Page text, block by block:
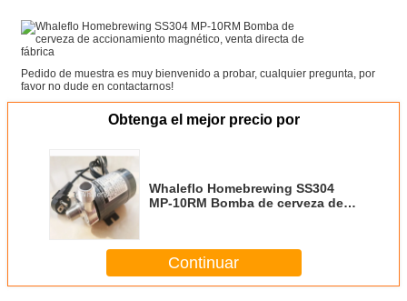
Pedido de muestra es muy bienvenido a probar, cualquier pregunta, por
favor no dude en contactarnos!
Obtenga el mejor precio por
Whaleflo Homebrewing SS304
MP-10RM Bomba de cerveza de
Continuar